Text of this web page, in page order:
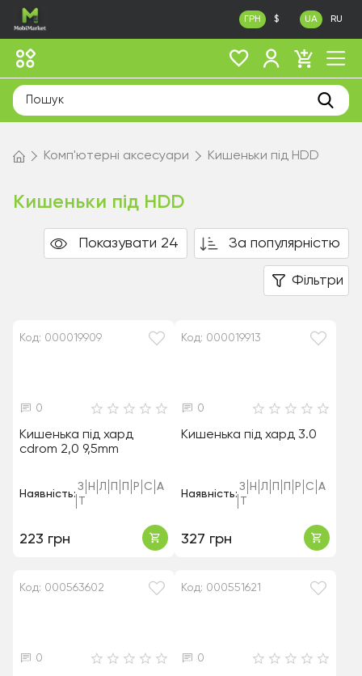
ГРН $ UA RU
Комп'ютерні аксесуари Кишеньки під HDD
Кишеньки під HDD
Показувати 24 За популярністю
Фільтри
Код: 000019909
0
Кишенька під хард
cdrom 2,0 9,5mm
Наявність:
З Н Л Р С А
223 грн
Код: 000019913
0
Кишенька під хард 3.0
Наявність:
З Н Л Р С А
327 грн
Код: 000563602
0
Код: 000551621
0